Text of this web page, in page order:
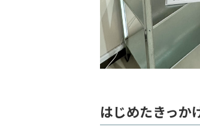
はじめたきっか